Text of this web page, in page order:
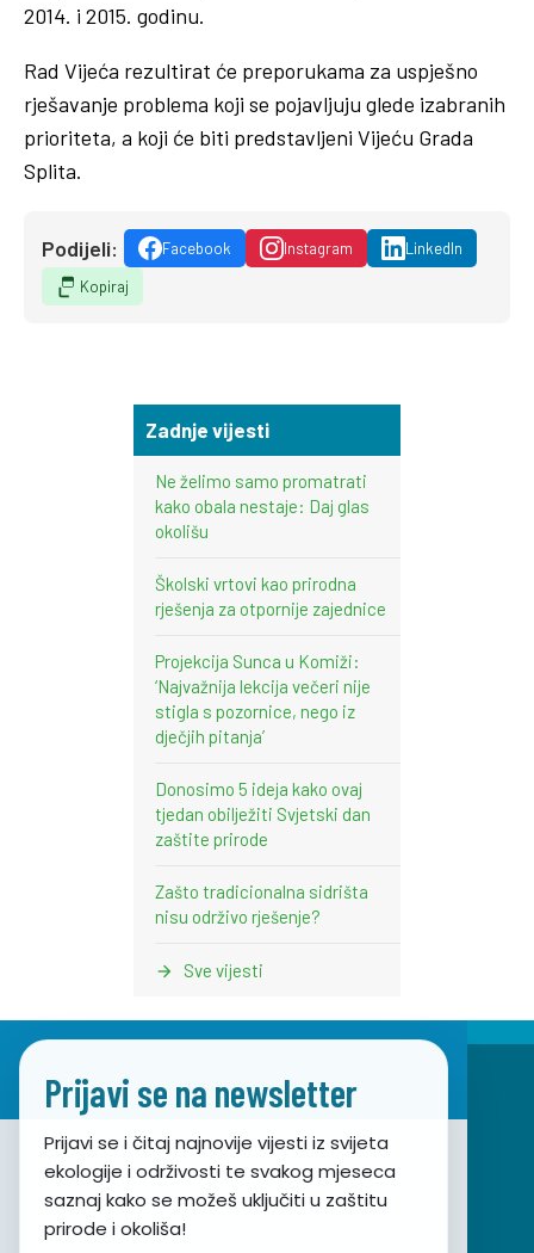
2014. i 2015. godinu.
Rad Vijeća rezultirat će preporukama za uspješno
rješavanje problema koji se pojavljuju glede izabranih
prioriteta, a koji će biti predstavljeni Vijeću Grada
Splita.
Podijeli: Facebook Instagram
LinkedIn
Kopiraj
Zadnje vijesti
Ne želimo samo promatrati
kako obala nestaje: Daj glas
okolišu
Školski vrtovi kao prirodna
rješenja za otpornije zajednice
Projekcija Sunca u Komiži:
‘Najvažnija lekcija večeri nije
stigla s pozornice, nego iz
dječjih pitanja’
Donosimo 5 ideja kako ovaj
tjedan obilježiti Svjetski dan
zaštite prirode
Zašto tradicionalna sidrišta
nisu održivo rješenje?
Sve vijesti
Prijavi se na newsletter
Prijavi se i čitaj najnovije vijesti iz svijeta
ekologije i održivosti te svakog mjeseca
saznaj kako se možeš uključiti u zaštitu
prirode i okoliša!
Udruga za prirodu, okoliš i održivi razvoj Sunce
Obala hrvatskog narodnog preporoda 7